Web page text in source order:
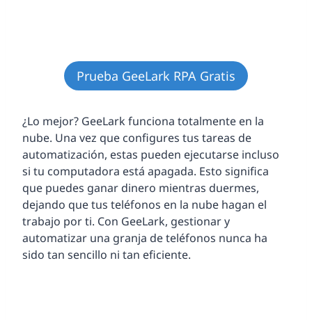
Prueba GeeLark RPA Gratis
¿Lo mejor? GeeLark funciona totalmente en la
nube. Una vez que configures tus tareas de
automatización, estas pueden ejecutarse incluso
si tu computadora está apagada. Esto significa
que puedes ganar dinero mientras duermes,
dejando que tus teléfonos en la nube hagan el
trabajo por ti. Con GeeLark, gestionar y
automatizar una granja de teléfonos nunca ha
sido tan sencillo ni tan eficiente.